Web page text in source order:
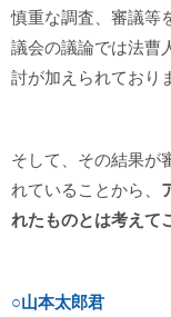
慎重な調査、審議等
議会の議論では法曹
討が加えられており
そして、その結果が
れていることから、
れたものとは考えて
○山本太郎君